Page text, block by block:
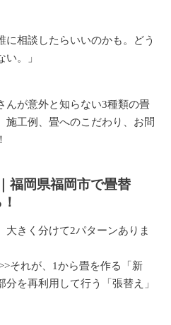
に相談したらいいのかも。どう
。」
んが意外と知らない3種類の畳
施工例、畳へのこだわり、お問
福岡県福岡市で畳替
大きく分けて2パターンありま
それが、1から畳を作る
「新
分を再利用して行う
「張替え」